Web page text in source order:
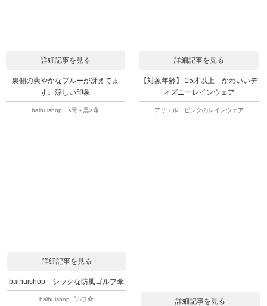
詳細記事を見る
裏側の爽やかなブルーが冴えてま
す。涼しい印象
baihuishop <青＋黒>傘
詳細記事を見る
【対象年齢】 15才以上 かわいいデ
ィズニーレインウェア
アリエル ピンクのレインウェア
詳細記事を見る
baihuishop シックな防風ゴルフ傘
baihuishopゴルフ傘 詳細記事を見る